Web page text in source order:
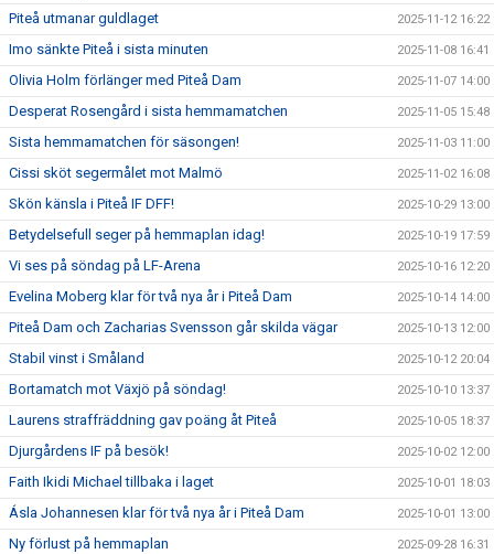
Piteå utmanar guldlaget 2025-11-12 16:22
Imo sänkte Piteå i sista minuten 2025-11-08 16:41
Olivia Holm förlänger med Piteå Dam 2025-11-07 14:00
Desperat Rosengård i sista hemmamatchen 2025-11-05 15:48
Sista hemmamatchen för säsongen! 2025-11-03 11:00
Cissi sköt segermålet mot Malmö 2025-11-02 16:08
Skön känsla i Piteå IF DFF! 2025-10-29 13:00
Betydelsefull seger på hemmaplan idag! 2025-10-19 17:59
Vi ses på söndag på LF-Arena 2025-10-16 12:20
Evelina Moberg klar för två nya år i Piteå Dam 2025-10-14 14:00
Piteå Dam och Zacharias Svensson går skilda vägar 2025-10-13 12:00
Stabil vinst i Småland 2025-10-12 20:04
Bortamatch mot Växjö på söndag! 2025-10-10 13:37
Laurens straffräddning gav poäng åt Piteå 2025-10-05 18:37
Djurgårdens IF på besök! 2025-10-02 12:00
Faith Ikidi Michael tillbaka i laget 2025-10-01 18:03
Ásla Johannesen klar för två nya år i Piteå Dam 2025-10-01 13:00
Ny förlust på hemmaplan 2025-09-28 16:31